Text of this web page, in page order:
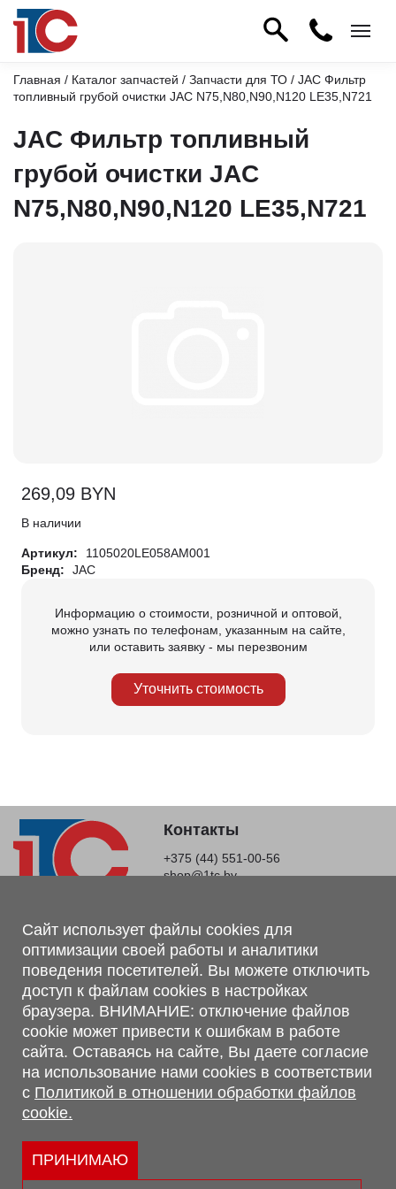
Главная / Каталог запчастей / Запчасти для ТО / JAC Фильтр
топливный грубой очистки JAC N75,N80,N90,N120 LE35,N721
JAC Фильтр топливный
грубой очистки JAC
N75,N80,N90,N120 LE35,N721
269,09 BYN
В наличии
Артикул:
1105020LE058AM001
Бренд:
JAC
Информацию о стоимости, розничной и оптовой,
можно узнать по телефонам, указанным на сайте,
или оставить заявку - мы перезвоним
Уточнить стоимость
Контакты
+375 (44) 551-00-56
shop@1tc.by
Магазин, склад
г. Минск, Минский р-н, п. Привольный, ул. Мира, 20А,
223062
г. Брест, ул. Лейтенанта Рябцева, 108 В, 224701
Обращаем Ваше внимание, что вся предоставленная на сайте
информация, касающаяся комплектаций, технических
характеристик, цветовых сочетаний, а также стоимости и
сервисного обслуживания носит информационный характер и
не является публичной офертой, определяемой п.2 ст.407
Гражданского кодекса Республики Беларусь.
Политика обработки персональных данных
Политикой в отношении обработки файлов cookie.
Сайт использует файлы cookies для
оптимизации своей работы и аналитики
поведения посетителей. Вы можете отключить
доступ к файлам cookies в настройках
браузера. ВНИМАНИЕ: отключение файлов
cookie может привести к ошибкам в работе
сайта. Оставаясь на сайте, Вы даете согласие
на использование нами cookies в соответствии
с Политикой в отношении обработки файлов
cookie.
ПРИНИМАЮ